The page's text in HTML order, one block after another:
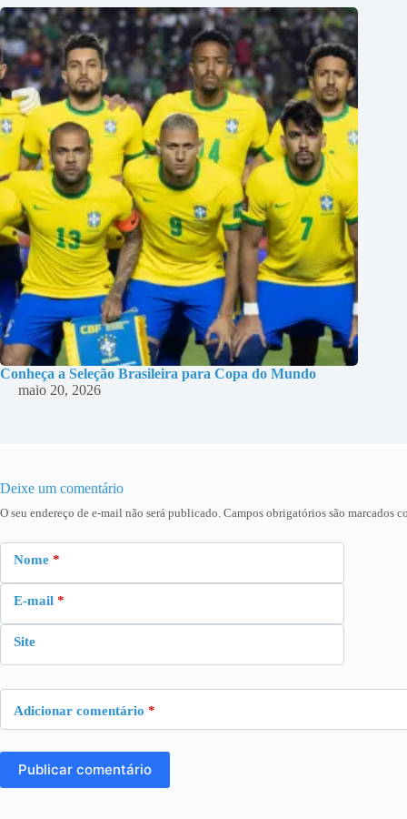
Conheça a Seleção Brasileira para Copa do Mundo
maio 20, 2026
Deixe um comentário
O seu endereço de e-mail não será publicado. Campos obrigatórios são marcados
Nome *
E-mail *
Site
Adicionar comentário *
Publicar comentário